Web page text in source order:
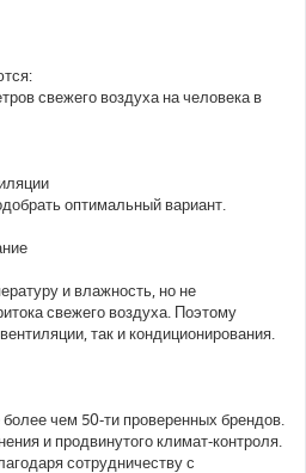
свежего воздуха на человека в
оптимальный вариант.
и влажность, но не
свежего воздуха. Поэтому
так и кондиционирования.
чем 50-ти проверенных брендов.
и продвинутого климат-контроля.
сотрудничеству с